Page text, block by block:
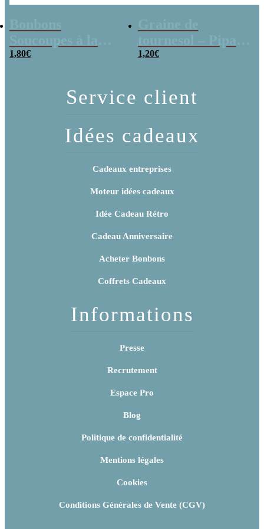
poudre (x20)
1,80€
x 3
1,20€
Service client
Idées cadeaux
Cadeaux entreprises
Moteur idées cadeaux
Idée Cadeau Rétro
Cadeau Anniversaire
Acheter Bonbons
Coffrets Cadeaux
Informations
Presse
Recrutement
Espace Pro
Blog
Politique de confidentialité
Mentions légales
Cookies
Conditions Générales de Vente (CGV)